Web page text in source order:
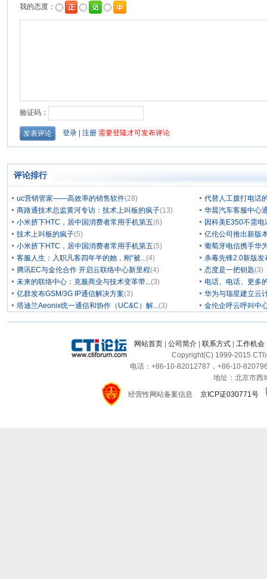
评论排行
uc营销管家——高效率的销售软件(28)
代替人工拨打电话
商路通技术总监黄河专访：技术上叫板的疯子(13)
华晨汽车客服中心
小米挤下HTC，居中国消费者常用手机第五(6)
因科美E350不需
技术上叫板的疯子(5)
亿伦公司推出新版
小米挤下HTC，居中国消费者常用手机第五(5)
葡萄牙电信携手华
客服人生：入职凡客四年半的她，刚“被...(4)
杀毒先锋2.0新版发
腾讯EC与金伦合作 开启云联络中心新里程(4) 态度是一把钥匙(3)
未来的联络中心：克服商业与技术变革带...(3)
电话、电话、更多
亿群发布GSM/3G IP通信解决方案(3)
华为与瑞星建立云
塔迪兰Aeonix统一通信和协作（UC&C）解...(3) 金伦企呼云呼叫中
网站首页 公司简介 联系方式 工作机会
Copyright(C) 1999-2015 CTI
电话：+86-10-82012787，+86-10-
地址：北京市西
经营性网站备案信息
京ICP证030771号